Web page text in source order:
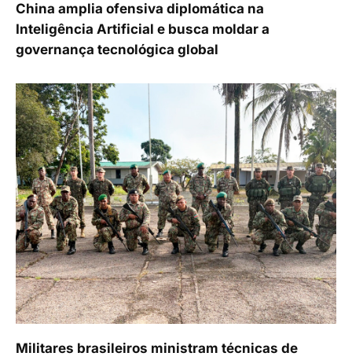
China amplia ofensiva diplomática na
Inteligência Artificial e busca moldar a
governança tecnológica global
Militares brasileiros ministram técnicas de